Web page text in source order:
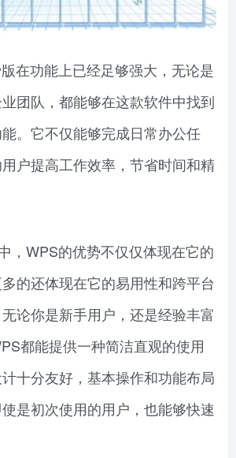
在功能上已经足够强大，无论是
团队，都能够在这款软件中找到
。它不仅能够完成日常办公任
户提高工作效率，节省时间和精
，WPS的优势不仅仅体现在它的
的还体现在它的易用性和跨平台
论你是新手用户，还是经验丰富
都能提供一种简洁直观的使用
十分友好，基本操作和功能布局
是初次使用的用户，也能够快速